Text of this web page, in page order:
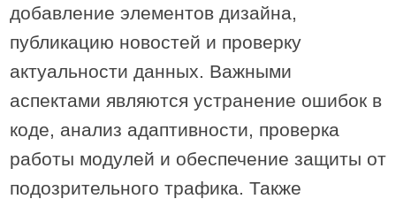
добавление элементов дизайна,
публикацию новостей и проверку
актуальности данных. Важными
аспектами являются устранение ошибок в
коде, анализ адаптивности, проверка
работы модулей и обеспечение защиты от
подозрительного трафика. Также